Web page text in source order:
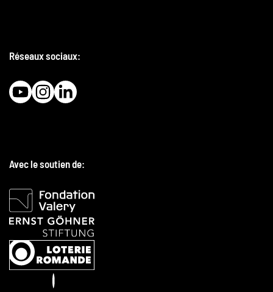
Réseaux sociaux:
Avec le soutien de: